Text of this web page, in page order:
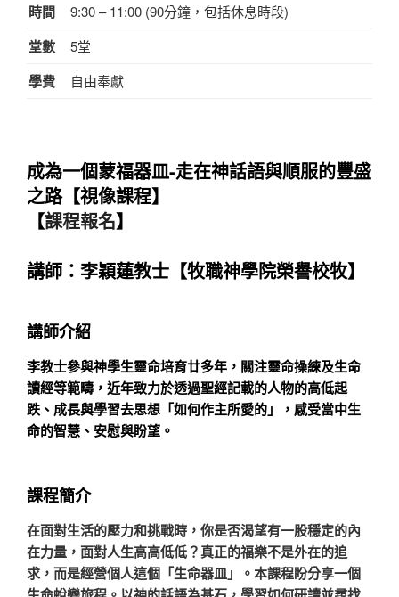
時間 9:30 – 11:00 (90分鐘，包括休息時段)
堂數 5堂
學費 自由奉獻
成為一個蒙福器皿-走在神話語與順服的豐盛
之路【視像課程】
【課程報名】
講師：李穎蓮教士【牧職神學院榮譽校牧】
講師介紹
李教士參與神學生靈命培育廿多年，關注靈命操練及生命
讀經等範疇，近年致力於透過聖經記載的人物的高低起
跌、成長與學習去思想「如何作主所愛的」，感受當中生
命的智慧、安慰與盼望。
課程簡介
在面對生活的壓力和挑戰時，你是否渴望有一股穩定的內
在力量，面對人生高高低低？真正的福樂不是外在的追
求，而是經營個人這個「生命器皿」。本課程盼分享一個